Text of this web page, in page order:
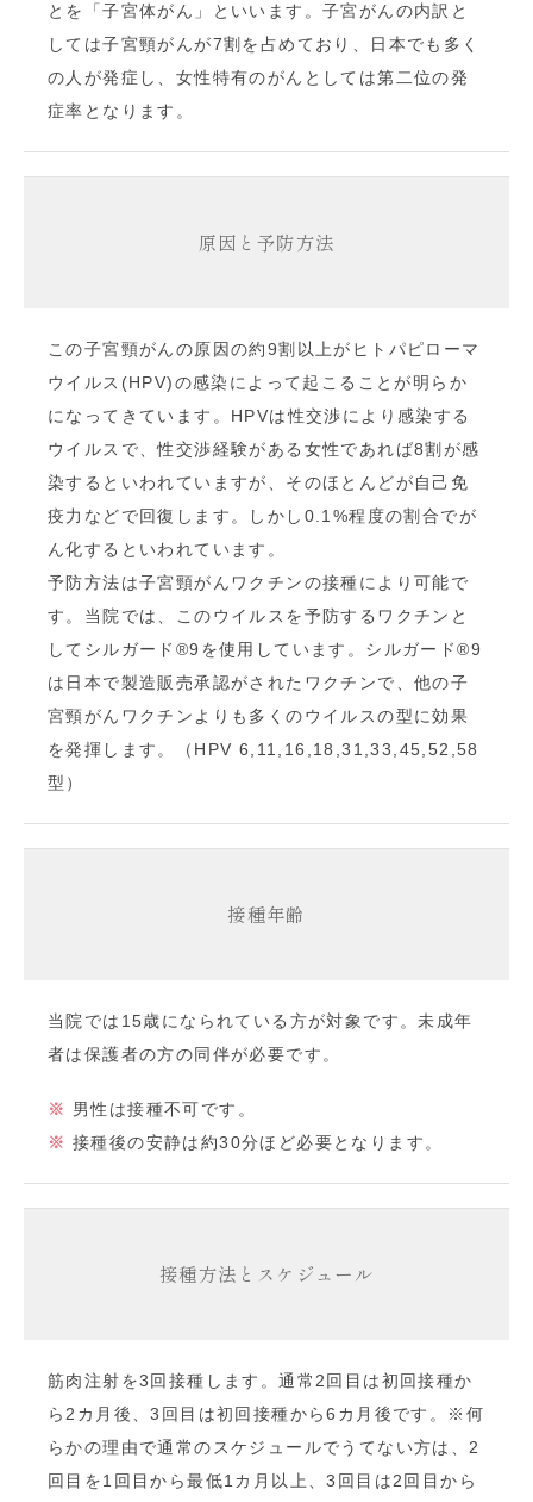
とを「子宮体がん」といいます。子宮がんの内訳と
しては子宮頸がんが7割を占めており、日本でも多く
の人が発症し、女性特有のがんとしては第二位の発
症率となります。
原因と予防方法
この子宮頸がんの原因の約9割以上がヒトパピローマ
ウイルス(HPV)の感染によって起こることが明らか
になってきています。HPVは性交渉により感染する
ウイルスで、性交渉経験がある女性であれば8割が感
染するといわれていますが、そのほとんどが自己免
疫力などで回復します。しかし 0.1%程度の割合でが
ん化するといわれています。
予防方法は子宮頸がんワクチンの接種により可能で
す。当院では、このウイルスを予防するワクチンと
してシルガード ®︎9 を使用しています。シルガード®︎9
は日本で製造販売承認がされたワクチンで、他の子
宮頸がんワクチンよりも多くのウイルスの型に効果
を発揮します。（ HPV 6,11,16,18,31,33,45,52,58
型）
接種年齢
当院では15歳になられている方が対象です。未成年
者は保護者の方の同伴が必要です。
男性は接種不可です。
接種後の安静は約30分ほど必要となります。
接種方法とスケジュール
筋肉注射を3回接種します。通常 2 回目は初回接種か
ら 2 カ月後、3 回目は初回接種から6 カ月後です。※何
らかの理由で通常のスケジュールでうてない方は、 2
回目を1 回目から最低1 カ月以上、3 回目は2 回目から